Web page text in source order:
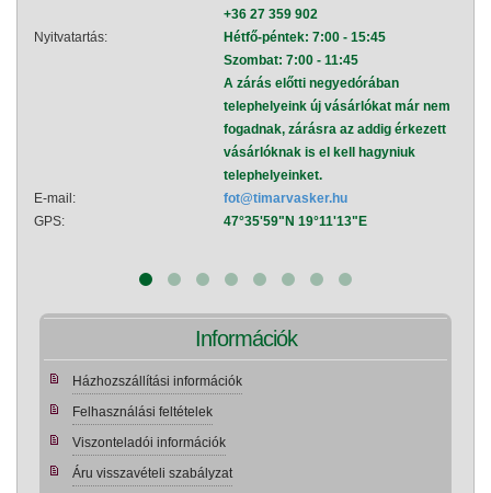
+36 27 359 902
Nyitvatartás:
Hétfő-péntek: 7:00 - 15:45
Szombat: 7:00 - 11:45
A zárás előtti negyedórában
telephelyeink új vásárlókat már nem
fogadnak, zárásra az addig érkezett
vásárlóknak is el kell hagyniuk
telephelyeinket.
E-mail:
fot@timarvasker.hu
GPS:
47°35'59"N 19°11'13"E
Információk
Házhozszállítási információk
Felhasználási feltételek
Viszonteladói információk
Áru visszavételi szabályzat